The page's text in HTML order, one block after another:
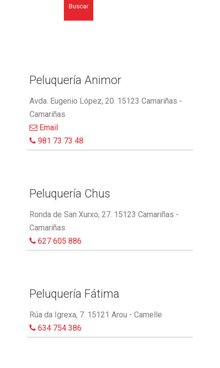
Buscar
Peluquería Animor
Avda. Eugenio López, 20. 15123 Camariñas -
Camariñas
Email
981 73 73 48
Peluquería Chus
Ronda de San Xurxo, 27. 15123 Camariñas -
Camariñas
627 605 886
Peluquería Fátima
Rúa da Igrexa, 7. 15121 Arou - Camelle
634 754 386